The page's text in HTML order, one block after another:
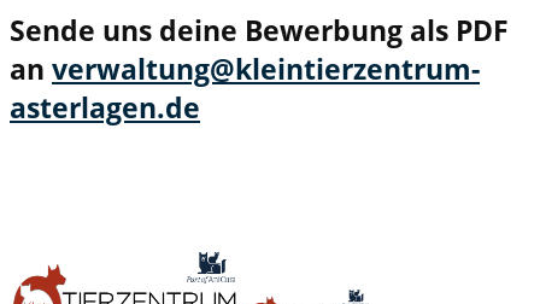
Sende uns deine Bewerbung als PDF
an verwaltung@kleintierzentrum-
asterlagen.de